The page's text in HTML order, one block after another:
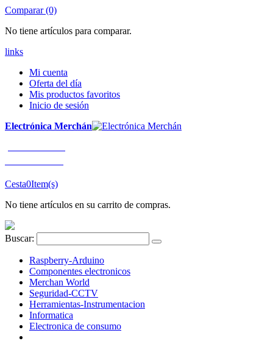
Comparar (0)
No tiene artículos para comparar.
links
Mi cuenta
Oferta del día
Mis productos favoritos
Inicio de sesión
Electrónica Merchán
Cesta0Item(s)
No tiene artículos en su carrito de compras.
Buscar:
Raspberry-Arduino
Componentes electronicos
Merchan World
Seguridad-CCTV
Herramientas-Instrumentacion
Informatica
Electronica de consumo